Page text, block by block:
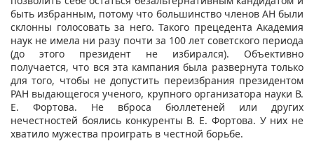
быть избранным, потому что большинство членов АН были
склонны голосовать за него. Такого прецедента Академия
наук не имела ни разу почти за 100 лет советского периода
(до этого президент не избирался). Объективно
получается, что вся эта кампания была развернута только
для того, чтобы не допустить переизбрания президентом
РАН выдающегося ученого, крупного организатора науки В.
Е. Фортова. Не вброса бюллетеней или других
нечестностей боялись конкуренты В. Е. Фортова. У них не
хватило мужества проиграть в честной борьбе.